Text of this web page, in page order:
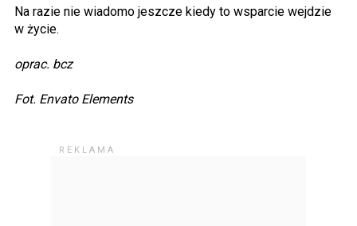
Na razie nie wiadomo jeszcze kiedy to wsparcie wejdzie
w życie.
oprac. bcz
Fot. Envato Elements